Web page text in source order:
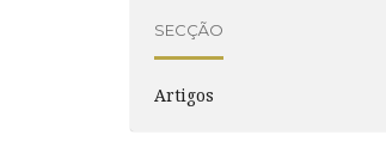
SECÇÃO
Artigos